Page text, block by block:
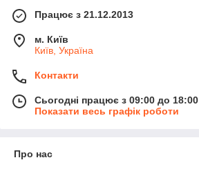
Працює з 21.12.2013
м. Київ
Київ, Україна
Контакти
Сьогодні працює з 09:00 до 18:00
Показати весь графік роботи
Про нас